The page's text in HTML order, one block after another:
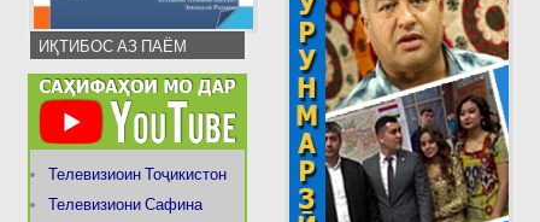
ИҚТИБОС АЗ ПАЁМ
Телевизиоин Тоҷикистон
Телевизиони Сафина